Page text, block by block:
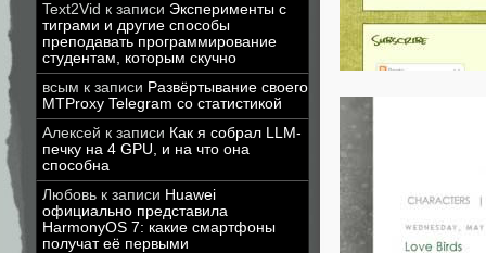
Text2Vid к записи Эксперименты с
тиграми и другие способы
преподавать программирование
студентам, которым скучно
всым к записи Развёртывание своего
MTProxy Telegram со статистикой
Алексей к записи Как я собрал LLM-
печку на 4 GPU, и на что она
способна
Любовь к записи Huawei
официально представила
HarmonyOS 7: какие смартфоны
получат её первыми